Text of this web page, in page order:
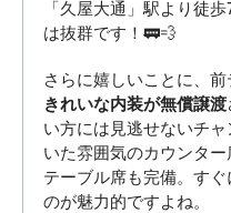
「久屋大通」駅より徒
は抜群です！🚃💨
さらに嬉しいことに、前
きれいな内装が無償譲渡
い方には見逃せないチ
いた雰囲気のカウンタ
テーブル席も完備。す
のが魅力的ですよね。